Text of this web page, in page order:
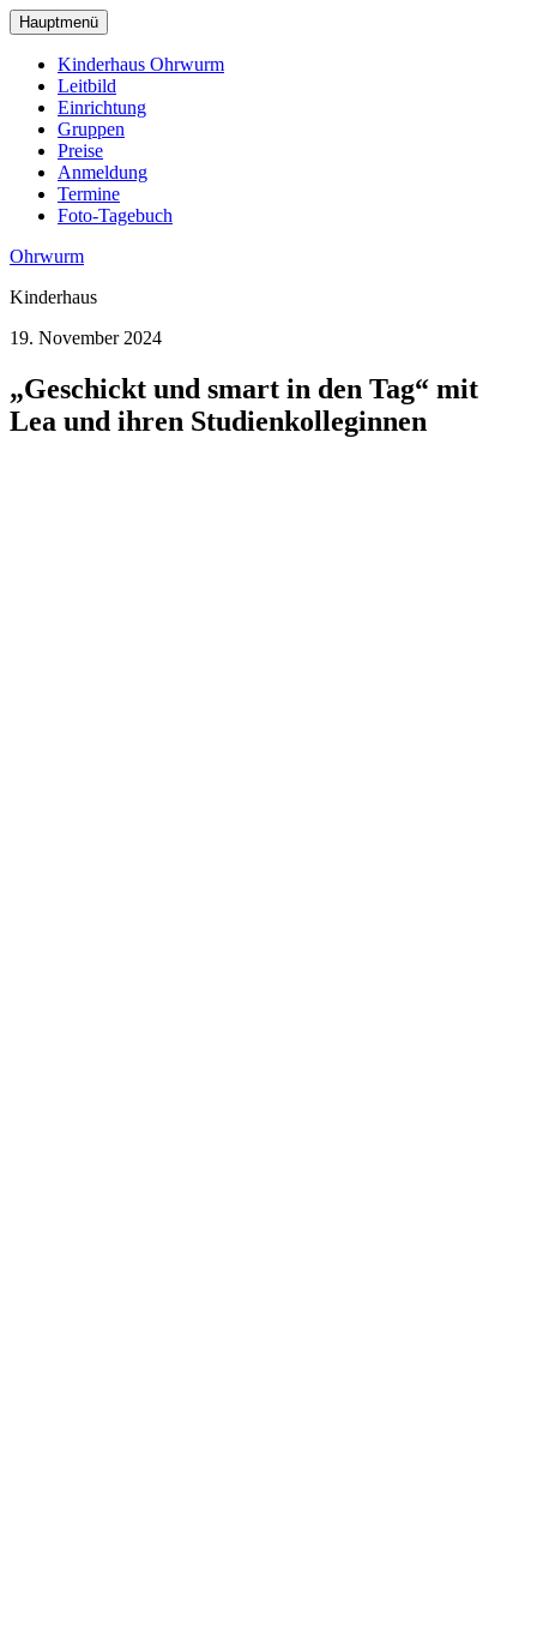
zum
Hauptinhalt
wechseln
Hauptmenü
Kinderhaus Ohrwurm
Leitbild
Einrichtung
Gruppen
Preise
Anmeldung
Termine
Foto-Tagebuch
Ohrwurm
Kinderhaus
19. November 2024
„Geschickt und smart in den Tag“ mit
Lea und ihren Studienkolleginnen